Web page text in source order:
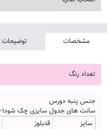
مشخصات توضیحات
تعداد رنگ
جنس پنبه دورس
سانت های جدول سایزی چک شود۱-۲سانت خطا در نظربگیرید
سایز
قدبلوز